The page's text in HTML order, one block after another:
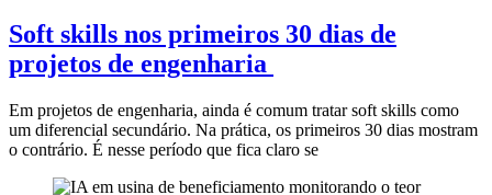
Soft skills nos primeiros 30 dias de
projetos de engenharia
Em projetos de engenharia, ainda é comum tratar soft skills como
um diferencial secundário. Na prática, os primeiros 30 dias mostram
o contrário. É nesse período que fica claro se